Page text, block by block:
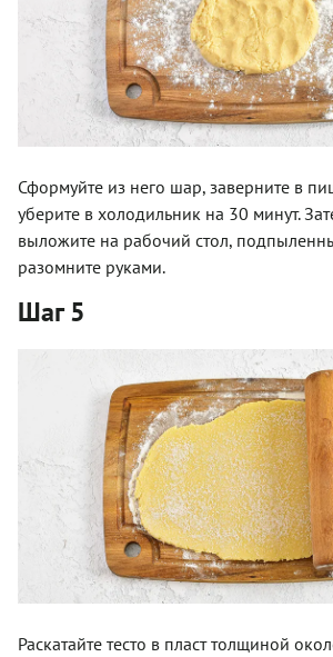
Сформуйте из него шар, заверните в
уберите в холодильник на 30 минут.
выложите на рабочий стол,
разомните руками.
Шаг 5
Раскатайте тесто в пласт толщиной